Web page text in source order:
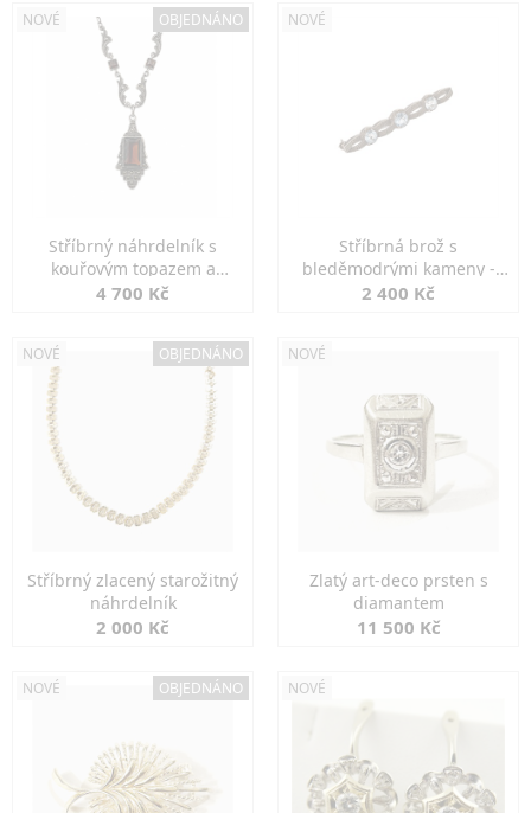
NOVÉ OBJEDNÁNO
Stříbrný náhrdelník s
kouřovým topazem a
markazity
4 700 Kč
NOVÉ
Stříbrná brož s
bleděmodrými kameny -
jemná elegance
2 400 Kč
NOVÉ OBJEDNÁNO
Stříbrný zlacený starožitný
náhrdelník
2 000 Kč
NOVÉ
Zlatý art-deco prsten s
diamantem
11 500 Kč
NOVÉ OBJEDNÁNO NOVÉ